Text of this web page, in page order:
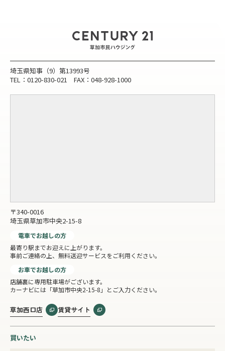
埼玉県知事（9）第13993号
TEL：0120-830-021 FAX：048-928-1000
〒340-0016
埼玉県草加市中央2-15-8
電車でお越しの方
最寄り駅までお迎えに上がります。
事前ご連絡の上、無料送迎サービスをご利用ください。
お車でお越しの方
店舗裏に専用駐車場がございます。
カーナビには「草加市中央2-15-8」とご入力ください。
草加西口店 賃貸サイト
買いたい